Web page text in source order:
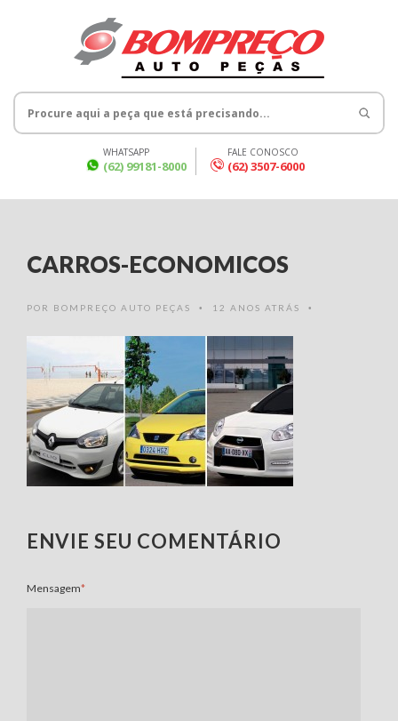
WHATSAPP
(62) 99181-8000
FALE CONOSCO
(62) 3507-6000
CARROS-ECONOMICOS
POR BOMPREÇO AUTO PEÇAS • 12 ANOS ATRÁS •
ENVIE SEU COMENTÁRIO
Mensagem*